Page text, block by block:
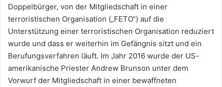
Doppelbürger, von der Mitgliedschaft in einer
terroristischen Organisation („FETO“) auf die
Unterstützung einer terroristischen Organisation reduziert
wurde und dass er weiterhin im Gefängnis sitzt und ein
Berufungsverfahren läuft. Im Jahr 2016 wurde der US-
amerikanische Priester Andrew Brunson unter dem
Vorwurf der Mitgliedschaft in einer bewaffneten